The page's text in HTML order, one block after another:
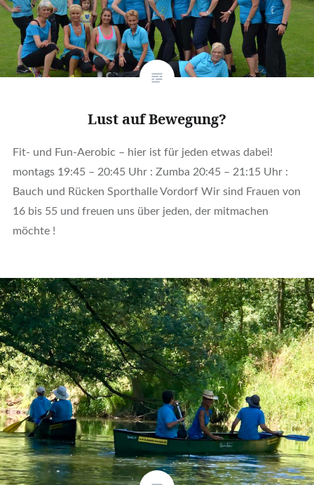
Lust auf Bewegung?
Fit- und Fun-Aerobic – hier ist für jeden etwas dabei!
montags 19:45 – 20:45 Uhr : Zumba 20:45 – 21:15 Uhr :
Bauch und Rücken Sporthalle Vordorf Wir sind Frauen von
16 bis 55 und freuen uns über jeden, der mitmachen
möchte !